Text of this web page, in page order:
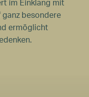
im Einklang mit
ganz besondere
ermöglicht